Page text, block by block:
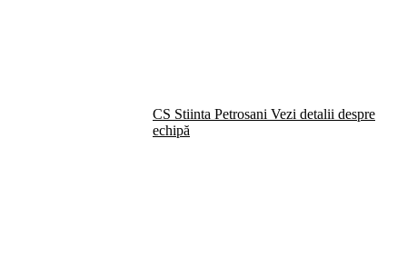
CS Stiinta Petrosani Vezi detalii despre
echipă